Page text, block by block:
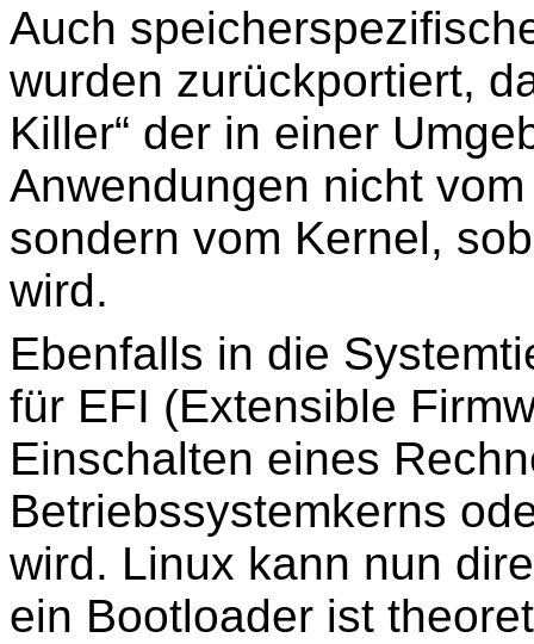
Auch
wurden zurückportiert,
Killer“ der in einer
Anwendungen nicht
sondern vom Kernel,
wird.
Ebenfalls in die
für EFI (Extensible
Einschalten eines
Betriebssystemkerns
wird. Linux kann nun
ein Bootloader ist